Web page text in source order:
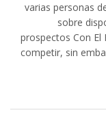
varias personas
sobre
prospectos Con El
competir, sin